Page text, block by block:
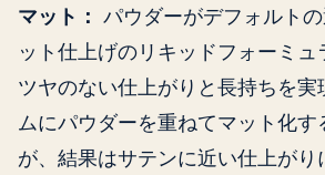
マット： パウダーがデフォルト
ット仕上げのリキッドフォーミ
ツヤのない仕上がりと長持ちを
ムにパウダーを重ねてマット化
が、結果はサテンに近い仕上がり